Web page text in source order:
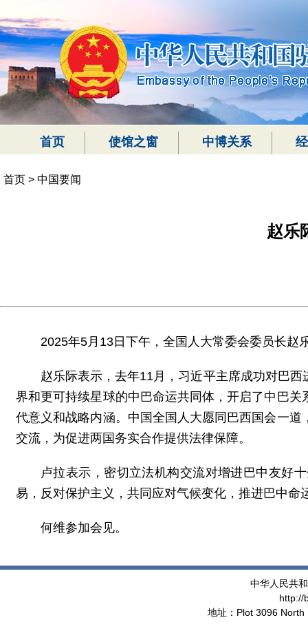
首页 使馆之窗 中博关系
首页 > 中国要闻
赵乐
2025年5月13日 下午 ，全国人大常委会委员长赵
赵乐际表示，去年11月，习近平主席成功对巴
界和更可持续星球的中巴命运共同体，开启了中巴
代意义和战略内涵。中国全国人大愿同巴西国会一
交流，为促进两国务实合作提供法律保障。
卢拉表示，密切立法机构交流对增进巴中友好
易，反对保护主义，共同应对气候变化，推进巴中命
何维参加会见。
中华人民共
http://
地址：Plot 3096